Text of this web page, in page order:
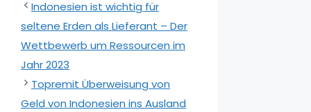
Indonesien ist wichtig für
seltene Erden als Lieferant – Der
Wettbewerb um Ressourcen im
Jahr 2023
Topremit Überweisung von
Geld von Indonesien ins Ausland